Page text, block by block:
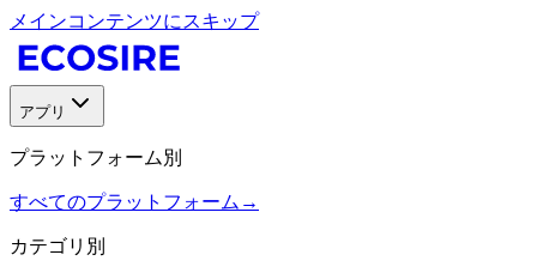
メインコンテンツにスキップ
アプリ
プラットフォーム別
すべてのプラットフォーム →
カテゴリ別